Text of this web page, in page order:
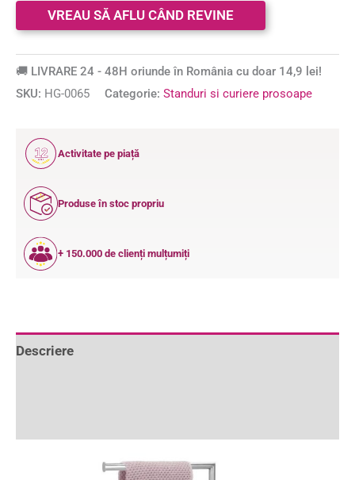
🚚 LIVRARE 24 - 48H oriunde în România cu doar 14,9 lei!
SKU: HG-0065 Categorie: Standuri si curiere prosoape
12
ANI
Activitate pe piață
Produse în stoc propriu
+ 150.000 de clienți mulțumiți
Descriere